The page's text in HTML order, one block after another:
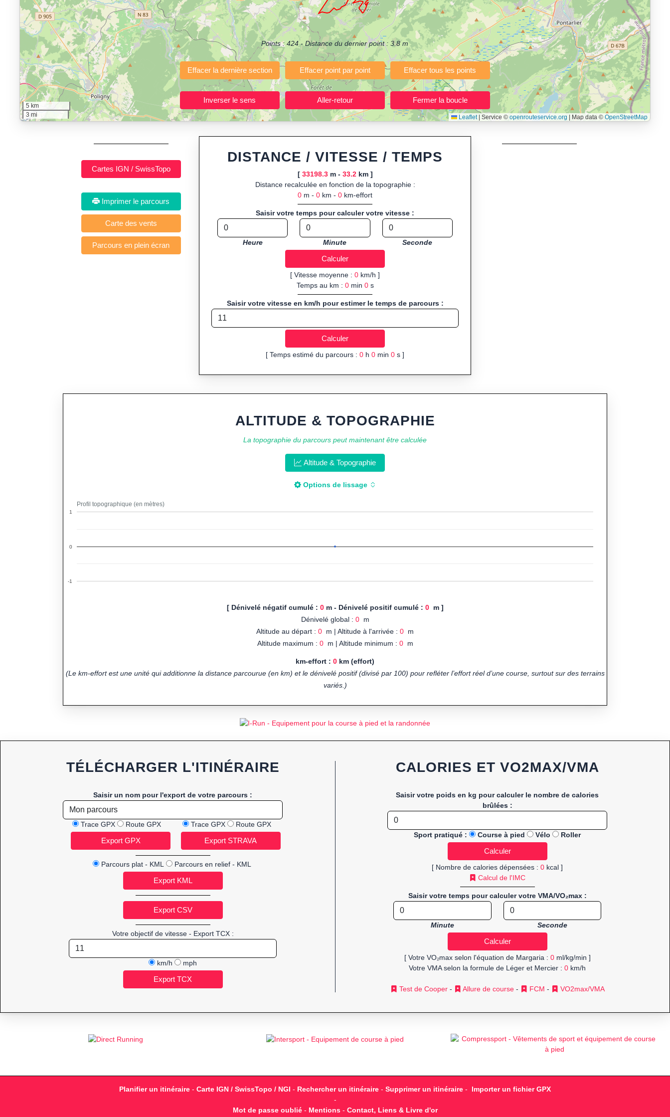
(Course à pied, Vélo, Randonnée, Roller...)
"Calcul d'itinéraires" est un outil gratuit et sans inscription permettant de planifier et analyser vos parcours sportifs (jogging, course à pied, vélo, VTT, randonnée, roller, équitation) directement dans
votre navigateur.
Fonctionnalités principales : tracé interactif point par point ou import de fichier GPX, calcul instantané de la distance (ajustée à la topographie), de la vitesse et du temps estimé, profil d’élévation
avec options de lissage, export en trace GPX, route GPX, KML (plat ou relief) et TCX, ainsi que calculs intégrés de calories dépensées, de VO₂max/VMA et d’IMC.
Public cible :strong> sportifs de loisir et compétiteurs préparant entraînements et parcours, organisateurs d’événements partageant leurs itinéraires, et utilisateurs de GPS souhaitant charger leurs
trajets à l’avance.
Sports et activités disponibles :Footing (jogging), course à pied, cyclisme (vélo), VTT, randonnée, roller et équitation.
Points :424- Distance du dernier point :3.8m
5 km
3 mi
Leaflet Service ©openrouteservice.org | Map data ©OpenStreetMap
Imprimer le parcours
DISTANCE / VITESSE / TEMPS
[ 33198.3m - 33.2km ]
Distance recalculée en fonction de la topographie :
0 m - 0 km - 0 km-effort
Saisir votre temps pour calculer votre vitesse :
Heure Minute Seconde
[ Vitesse moyenne : 0 km/h ]
Temps au km : 0min 0s
Saisir votre vitesse en km/h pour estimer le temps de parcours :
[ Temps estimé du parcours : 0 h 0 min 0 s ]
ALTITUDE & TOPOGRAPHIE
La topographie du parcours peut maintenant être calculée
Altitude & Topographie
Options de lissage
Profil topographique (en mètres)
-1
0
1
[ Dénivelé négatif cumulé : 0m - Dénivelé positif cumulé : 0m ]
Dénivelé global : 0m
Altitude au départ : 0 m | Altitude à l'arrivée : 0 m
Altitude maximum : 0m | Altitude minimum : 0m
km-effort : 0 km (effort)
(Le km-effort est une unité qui additionne la distance parcourue (en km) et le dénivelé positif (divisé par 100) pour refléter l’effort réel d’une course, surtout sur des terrains
variés.)
TÉLÉCHARGER L'ITINÉRAIRE
Saisir un nom pour l'export de votre parcours :
Trace GPX Route GPX Trace GPX Route GPX
Parcours plat - KML Parcours en relief - KML
Votre objectif de vitesse - Export TCX :
km/h mph
CALORIES ET VO2MAX/VMA
Saisir votre poids en kg pour calculer le nombre de calories
brûlées :
Sport pratiqué : Course à pied Vélo Roller
[ Nombre de calories dépensées : 0 kcal ]
Calcul de l'IMC
Saisir votre temps pour calculer votre VMA/VO₂max :
Minute Seconde
[ Votre VO₂max selon l'équation de Margaria : 0ml/kg/min ]
Votre VMA selon la formule de Léger et Mercier : 0 km/h
Test de Cooper- Allure de course- FCM - VO2max/VMA
Planifier un itinéraire - Carte IGN / SwissTopo / NGI - Rechercher un itinéraire - Supprimer un itinéraire - Importer un fichier GPX
-
Mot de passe oublié- Mentions- Contact, Liens & Livre d'or